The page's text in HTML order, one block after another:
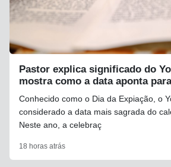
Pastor explica significado do
mostra como a data aponta
Conhecido como o Dia da Expiação, o
considerado a data mais sagrada do
Neste ano, a celebraç
18 horas atrás